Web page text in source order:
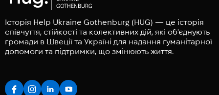
Історія Help Ukraine Gothenburg (HUG) — це історія
співчуття, стійкості та колективних дій, які об'єднують
громади в Швеції та Україні для надання гуманітарної
допомоги та підтримки, що змінюють життя.